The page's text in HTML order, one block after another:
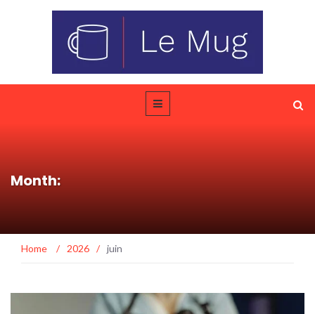
Month:
Home / 2026 / juin